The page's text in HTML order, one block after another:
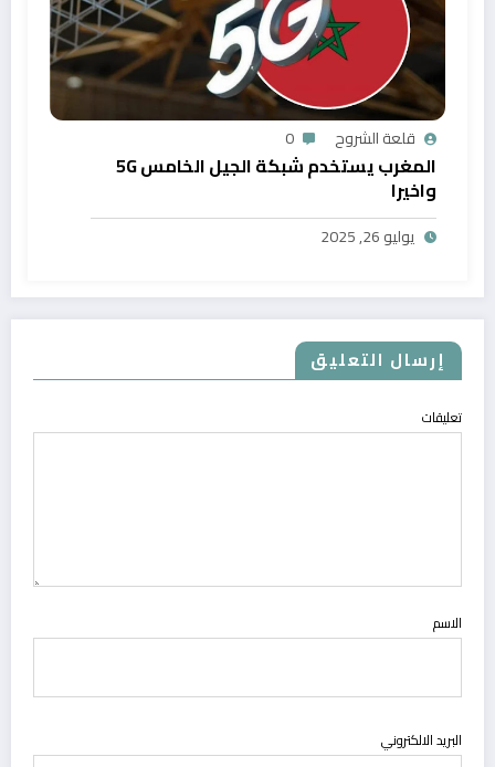
قلعة الشروح 0
المغرب يستخدم شبكة الجيل الخامس 5G
واخيرا
يوليو 26, 2025
إرسال التعليق
تعليقات
الاسم
البريد الالكتروني